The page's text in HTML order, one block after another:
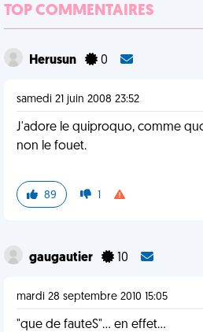
TOP COMMENTAIRES
Herusun 0
samedi 21 juin 2008 23:52
J'adore le quiproquo, comme
non le fouet.
89 1
gaugautier 10
mardi 28 septembre 2010 15:05
"que de fauteS"... en effet...